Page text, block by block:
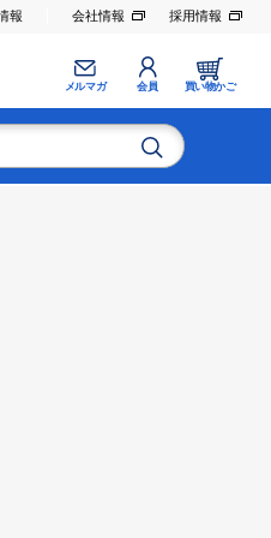
報 会社情報 採用情報
メルマガ 会員 買い物かご